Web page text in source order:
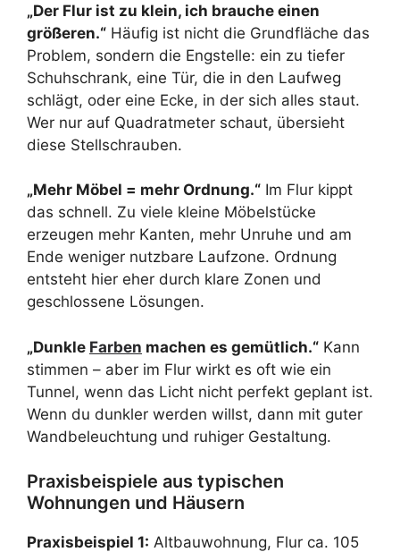
„Der Flur ist zu klein, ich brauche einen
größeren.“ Häufig ist nicht die Grundfläche das
Problem, sondern die Engstelle: ein zu tiefer
Schuhschrank, eine Tür, die in den Laufweg
schlägt, oder eine Ecke, in der sich alles staut.
Wer nur auf Quadratmeter schaut, übersieht
diese Stellschrauben.
„Mehr Möbel = mehr Ordnung.“ Im Flur kippt
das schnell. Zu viele kleine Möbelstücke
erzeugen mehr Kanten, mehr Unruhe und am
Ende weniger nutzbare Laufzone. Ordnung
entsteht hier eher durch klare Zonen und
geschlossene Lösungen.
„Dunkle Farben machen es gemütlich.“ Kann
stimmen – aber im Flur wirkt es oft wie ein
Tunnel, wenn das Licht nicht perfekt geplant ist.
Wenn du dunkler werden willst, dann mit guter
Wandbeleuchtung und ruhiger Gestaltung.
Praxisbeispiele aus typischen
Wohnungen und Häusern
Praxisbeispiel 1: Altbauwohnung, Flur ca. 105